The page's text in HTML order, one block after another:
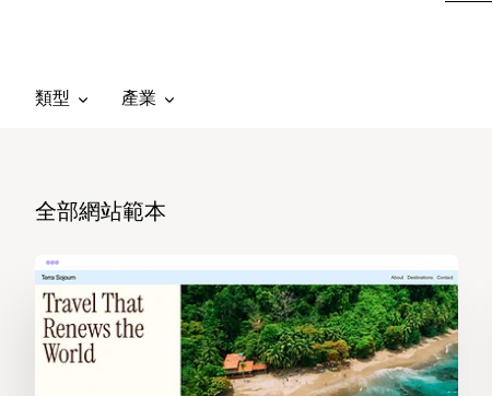
類型 產業
全部網站範本